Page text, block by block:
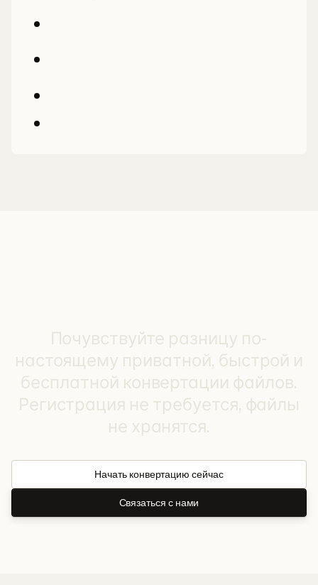
Почувствуйте разницу по-
настоящему приватной, быстрой и
бесплатной конвертации файлов.
Регистрация не требуется, файлы
не хранятся.
Начать конвертацию сейчас
Связаться с нами